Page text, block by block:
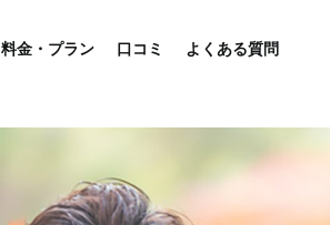
料金・プラン 口コミ よくある質問